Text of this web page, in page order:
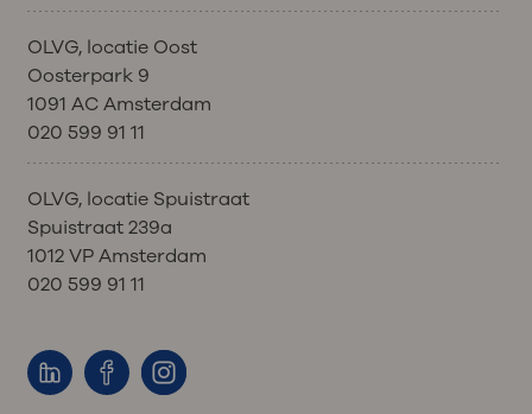
OLVG, locatie Oost
Oosterpark 9
1091 AC Amsterdam
020 599 91 11
OLVG, locatie Spuistraat
Spuistraat 239a
1012 VP Amsterdam
020 599 91 11